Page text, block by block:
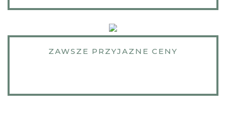
ZAWSZE PRZYJAZNE CENY